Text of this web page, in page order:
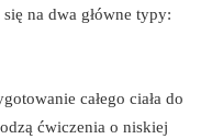
na dwa główne typy:
całego ciała do
ćwiczenia o niskiej